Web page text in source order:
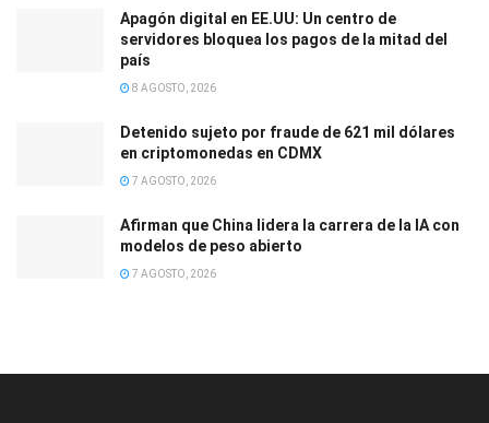
Apagón digital en EE.UU: Un centro de
servidores bloquea los pagos de la mitad del
país
8 AGOSTO, 2026
Detenido sujeto por fraude de 621 mil dólares
en criptomonedas en CDMX
7 AGOSTO, 2026
Afirman que China lidera la carrera de la IA con
modelos de peso abierto
7 AGOSTO, 2026